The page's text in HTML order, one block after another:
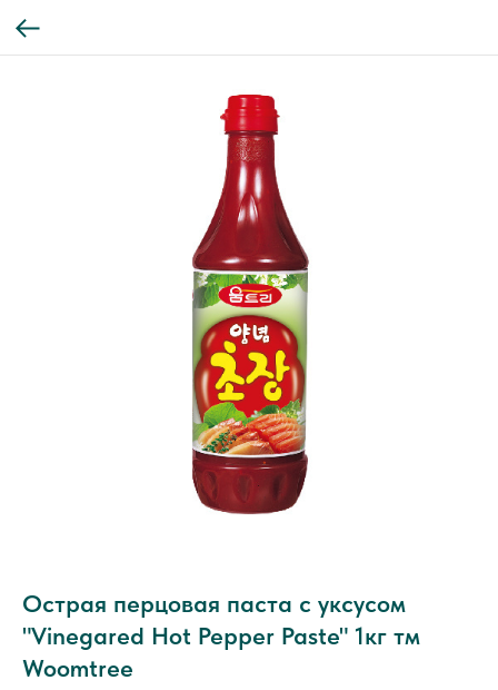
Острая перцовая паста с уксусом
"Vinegared Hot Pepper Paste" 1кг тм
Woomtree